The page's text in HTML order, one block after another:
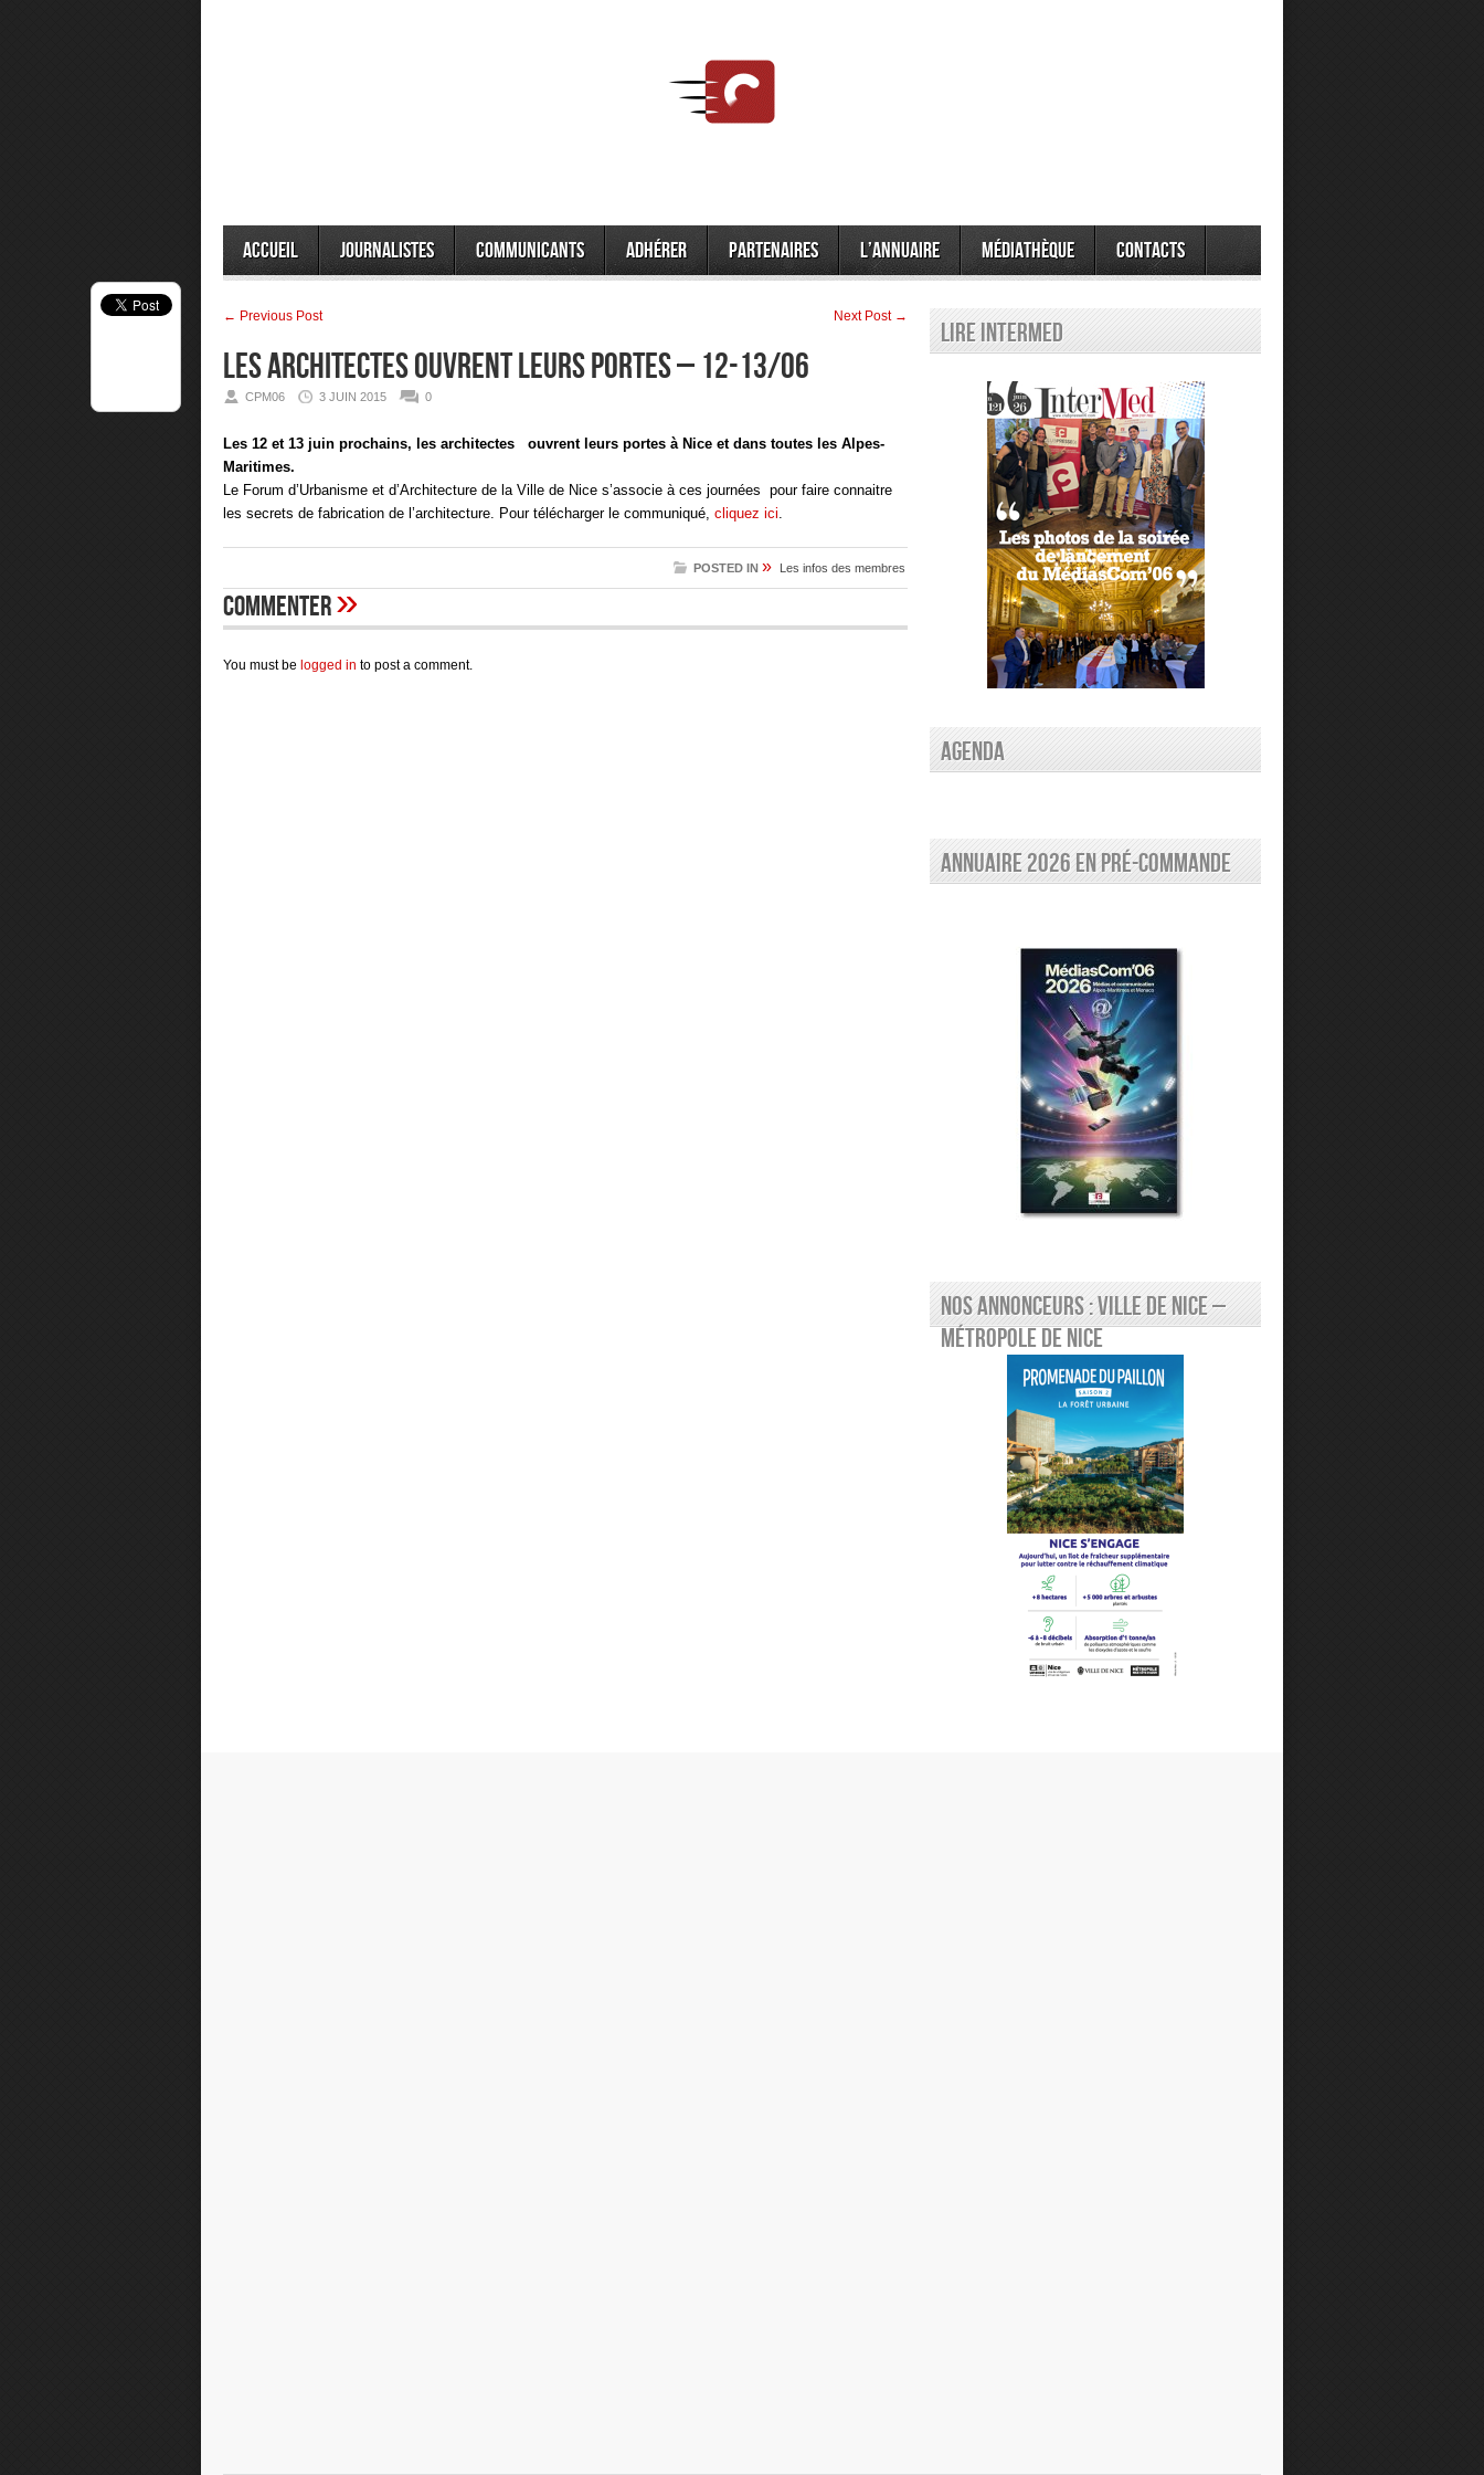
Accueil Journalistes Communicants Adhérer Partenaires L’annuaire Médiathèque Contacts
← Previous Post Next Post →
LES ARCHITECTES OUVRENT LEURS PORTES – 12-13/06
CPM06 3 JUIN 2015 0
Les 12 et 13 juin prochains, les architectes ouvrent leurs portes à Nice et dans toutes les Alpes-
Maritimes.
Le Forum d’Urbanisme et d’Architecture de la Ville de Nice s’associe à ces journées pour faire connaitre
les secrets de fabrication de l’architecture. Pour télécharger le communiqué, cliquez ici.
POSTED IN » Les infos des membres
Commenter»
You must be logged in to post a comment.
Lire Intermed
AGENDA
Annuaire 2026 en pré-commande
Nos annonceurs : Ville de Nice –
Métropole de Nice